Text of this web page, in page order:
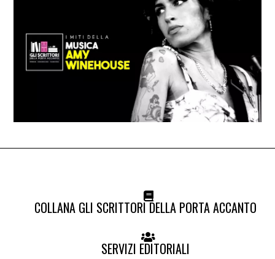
COLLANA GLI SCRITTORI DELLA PORTA ACCANTO
SERVIZI EDITORIALI